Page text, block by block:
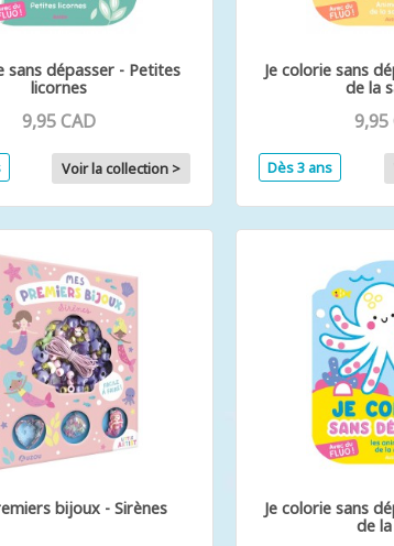
sans dépasser - Petites
licornes
9,95 CAD
Voir la collection >
Je colorie sans
de la
9,95
Dès 3 ans
bijoux - Sirènes
Je colorie sans
de